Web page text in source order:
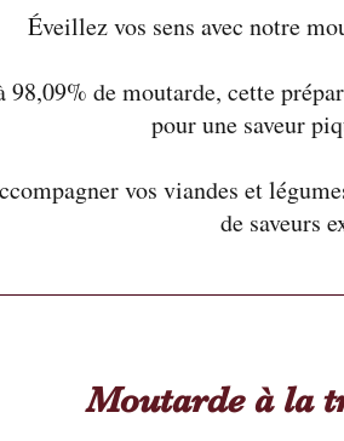
Éveillez vos sens avec notre
98,09% de moutarde, cette
pour une saveur
vos viandes et
de saveurs
Moutarde à la